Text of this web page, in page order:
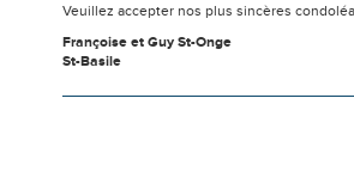
Veuillez accepter nos plus sincères
Françoise et Guy St-Onge
St-Basile